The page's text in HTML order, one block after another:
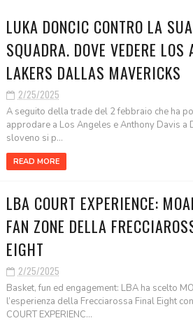
LUKA DONCIC CONTRO LA
SQUADRA. DOVE VEDERE LOS
LAKERS DALLAS MAVERICKS
2/25/2025
A seguito della trade del 2 febbraio che ha
approdare a Los Angeles e Anthony Davis a
sloveno si p...
READ MORE
LBA COURT EXPERIENCE:
FAN ZONE DELLA
EIGHT
2/25/2025
Basket, fun ed engagement: LBA ha scelto
l’esperienza della Frecciarossa Final Eight
COURT EXPERIENC...